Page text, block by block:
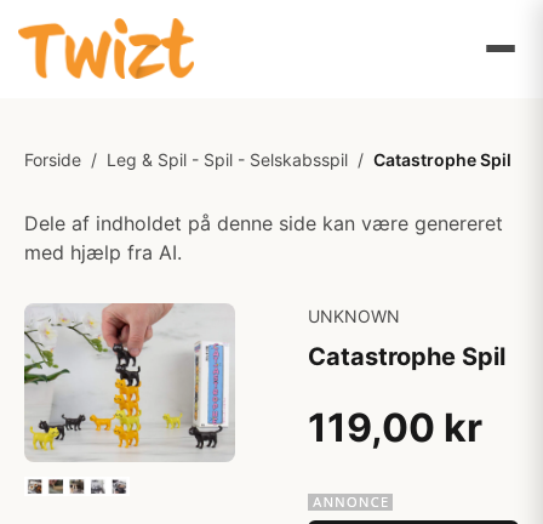
Forside / Leg & Spil - Spil - Selskabsspil / Catastrophe Spil
Dele af indholdet på denne side kan være genereret
med hjælp fra AI.
UNKNOWN
Catastrophe Spil
119,00 kr